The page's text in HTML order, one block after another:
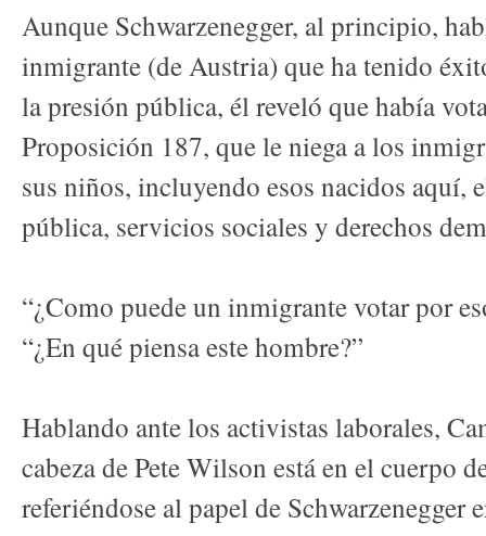
Aunque Schwarzenegger, al principio,
inmigrante (de Austria) que ha tenido
la presión pública, él reveló que había
Proposición 187, que le niega a los
sus niños, incluyendo esos nacidos aquí,
pública, servicios sociales y derechos
“¿Como puede un inmigrante votar por
“¿En qué piensa este hombre?”
Hablando ante los activistas laborales,
cabeza de Pete Wilson está en el cuerpo
referiéndose al papel de Schwarzenegger